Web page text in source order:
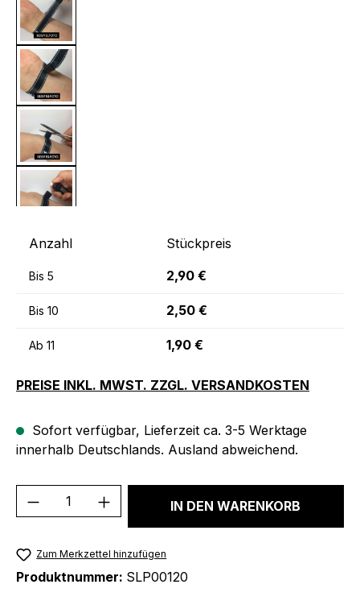
Anzahl Stückpreis
Bis 5 2,90 €
Bis 10 2,50 €
Ab 11 1,90 €
PREISE INKL. MWST. ZZGL. VERSANDKOSTEN
Sofort verfügbar, Lieferzeit ca. 3-5 Werktage
innerhalb Deutschlands. Ausland abweichend.
Produkt Anzahl: Gib denIN DEN WARENKORB
Zum Merkzettel hinzufügen
Produktnummer: SLP00120